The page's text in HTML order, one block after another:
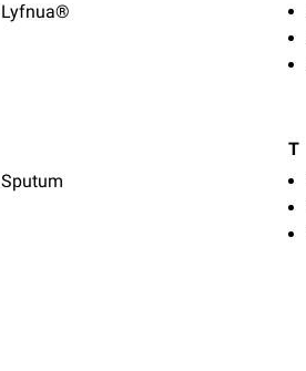
Lyfnua®
Sputum
T